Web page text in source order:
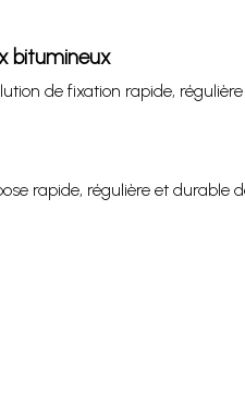
bitumineux
de fixation rapide,
rapide, régulière et durable